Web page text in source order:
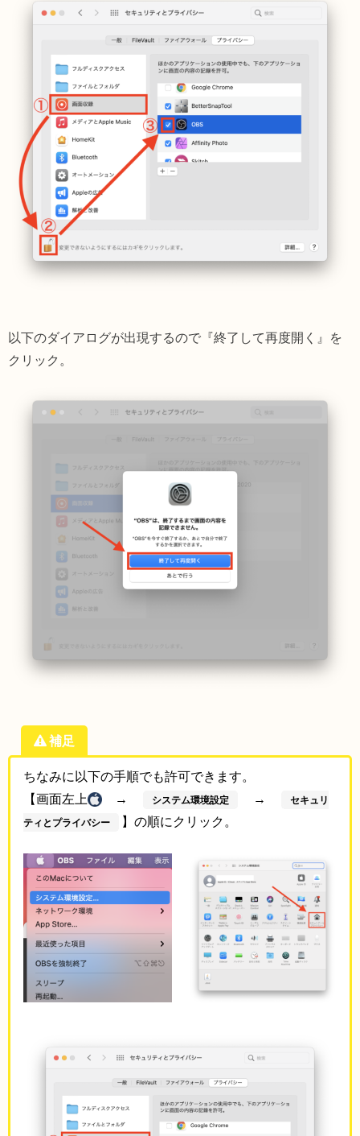
以下のダイアログが出現するので『終了して再度開く』を
クリック。
補足
ちなみに以下の手順でも許可できます。
【画面左上
→ システム環境設定 → セキュリ
ティとプライバシー 】の順にクリック。